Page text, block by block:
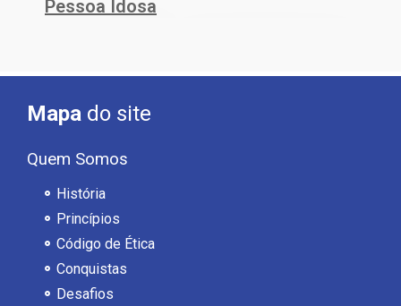
Pessoa Idosa
Mapa do site
Quem Somos
História
Princípios
Código de Ética
Conquistas
Desafios